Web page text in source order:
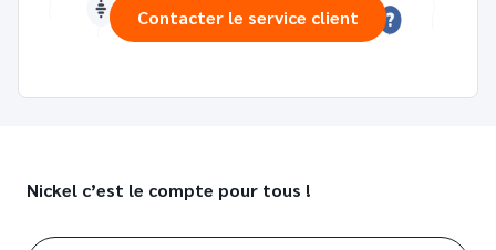
Contacter le service client
Nickel c’est le compte pour tous !